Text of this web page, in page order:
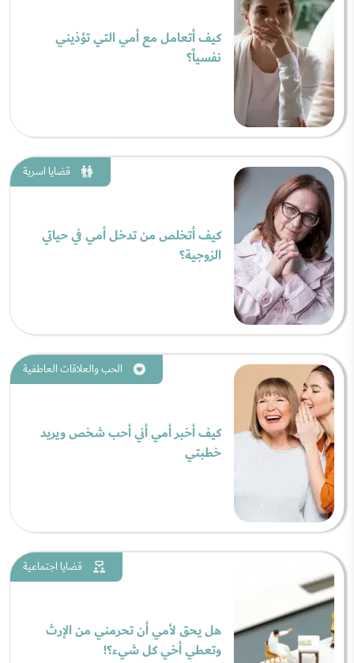
كيف أتعامل مع أمي التي تؤذيني
نفسياً؟
قضايا اسرية
كيف أتخلص من تدخل أمي في حياتي
الزوجية؟
الحب والعلاقات العاطفية
كيف أخبر أمي أني أحب شخص ويريد
خطبتي
قضايا اجتماعية
هل يحق لأمي أن تحرمني من الإرث
وتعطي أخي كل شيء؟!